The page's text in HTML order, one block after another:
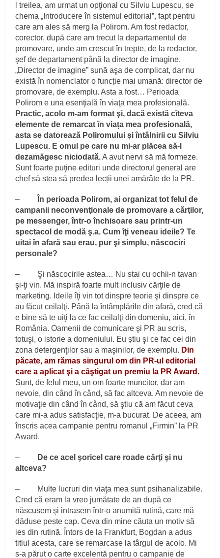
l treilea, am urmat un opţional cu Silviu Lupescu, se
chema „Introducere în sistemul editorial”, fapt pentru
care am ales să merg la Polirom. Am fost redactor,
corector, după care am trecut la departamentul de
promovare, unde am crescut în trepte, de la redactor,
şef de departament până la director de imagine.
„Director de imagine” sună aşa de complicat, dar nu
există în nomenclator o funcție mai umană: director de
promovare, de exemplu. Asta a fost… Perioada
Polirom e una esenţială în viaţa mea profesională.
Practic, acolo m-am format şi, dacă există cîteva
elemente de remarcat în viața mea profesională,
asta se datorează Poliromului şi întâlnirii cu Silviu
Lupescu. E omul pe care nu mi-ar plăcea să-l
dezamăgesc niciodată.A avut nervi să mă formeze.
Sunt foarte puţine edituri unde directorul general are
chef să stea să predea lecții unei amărâte de la PR.
–
În perioada Polirom, ai organizat tot felul de
campanii neconvenţionale de promovare a cărţilor,
pe messenger, într-o închisoare sau printr-un
spectacol de modă ş.a. Cum îţi veneau ideile? Te
uitai în afară sau erau, pur şi simplu, născociri
personale?
– Şi născocirile astea… Nu stai cu ochii-n tavan
şi-ţi vin. Mă inspiră foarte mult inclusiv cărţile de
marketing. Ideile îţi vin tot dinspre teorie şi dinspre ce
au făcut ceilalţi. Până la întâmplările din afară, cred că
e bine să te uiţi la ce fac ceilalţi din domeniu, aici, în
România. Oamenii de comunicare şi PR au scris,
totuşi, o istorie a domeniului. Eu știu şi ce fac cei din
zona detergenţilor sau a maşinilor, de exemplu. Din
păcate, am rămas singurul om din PR-ul editorial
care a aplicat şi a câştigat un premiu la PR Award.
Sunt, de felul meu, un om foarte muncitor, dar am
nevoie, din când în când, să fac altceva. Am nevoie de
motivaţie din când în când, să ştiu că am făcut ceva
care mi-a adus satisfacţie, m-a bucurat. De aceea, am
înscris acea campanie pentru romanul „Firmin” la PR
Award.
–
De ce acel şoricel care roade cărţi şi nu
altceva?
– Multe lucruri din viaţa mea sunt psihanalizabile.
Cred că eram la vreo jumătate de an după ce
născusem şi intrasem într-o anumită rutină, care mă
dăduse peste cap. Ceva din mine căuta un motiv să
ies din rutină. Întors de la Frankfurt, Bogdan a adus
titlul acesta, care se remarcase la târgul de acolo. Mi
s-a părut o carte excelentă pentru o campanie de